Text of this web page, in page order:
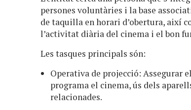
persones voluntàries i la base
de taquilla en horari d’obertura, així
l’activitat diària del cinema i el bon
Les tasques principals són:
Operativa de projecció: Assegurar
programa el cinema, ús dels
relacionades.